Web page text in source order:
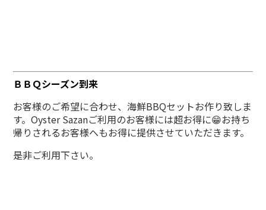
ＢＢＱシーズン到来
お客様のご希望に合わせ、海鮮BBQセットお作り致しま
す。Oyster Sazanご利用のお客様には超お得に😁お持ち
帰りされるお客様へもお得に提供させていただきます。
是非ご利用下さい。